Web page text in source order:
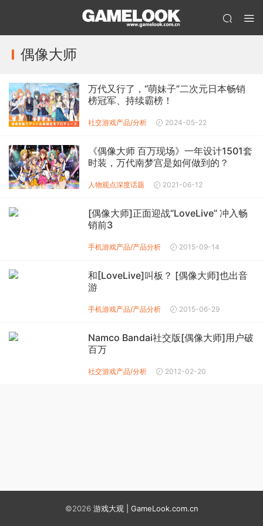
偶像大师
万代又行了，“萌妹子”二次元日本畅销
榜冠军、持续霸榜！
社交游戏产品/分析 2024-05-22
《偶像大师 百万现场》一年设计1501套
时装，万代南梦宫是如何做到的？
人物观点深度话题 2021-06-12
[偶像大师]正面迎战“LoveLive” 冲入畅
销前3
手机游戏产品/产品分析 2015-09-14
和[LoveLive]叫板？ [偶像大师]也出音
游
手机游戏产品/产品分析 2015-06-29
Namco Bandai社交版[偶像大师]用户破
百万
社交游戏产品/分析 2012-02-20
©2026 游戏大观 | GameLook.com.cn